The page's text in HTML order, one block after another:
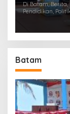
Di Batam,
Politik
|
Batam